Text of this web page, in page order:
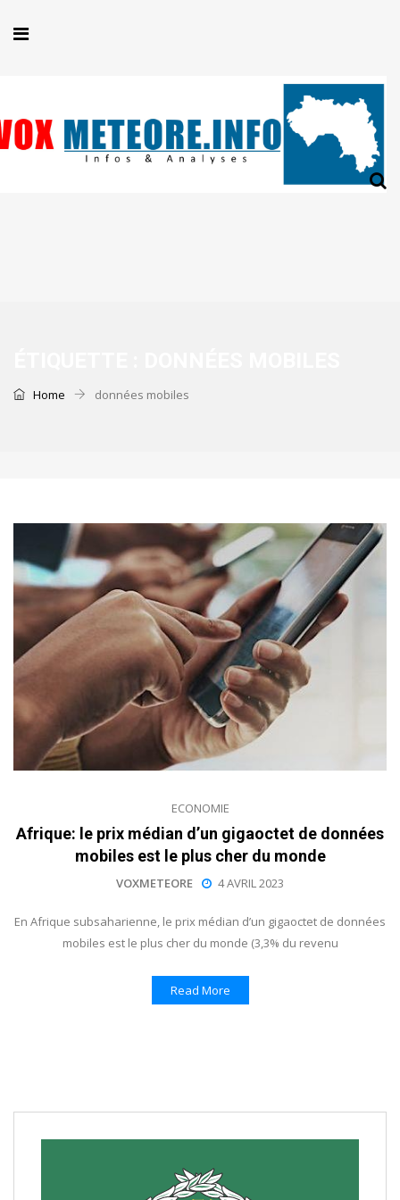
Home données mobiles
ECONOMIE
Afrique: le prix médian d’un gigaoctet de données
mobiles est le plus cher du monde
VOXMETEORE 4 AVRIL 2023
En Afrique subsaharienne, le prix médian d’un gigaoctet de données
mobiles est le plus cher du monde (3,3% du revenu
Read More